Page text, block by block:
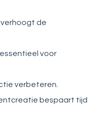
de
voor
verbeteren.
bespaart tijd